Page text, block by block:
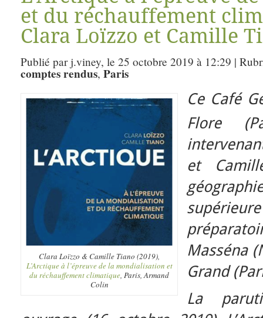
et du réchauffement
Clara Loïzzo et Camille
Publié par j.viney, le 25 octobre 2019 à 12:29 |
comptes rendus, Paris
Clara Loïzzo & Camille Tiano (2019),
L’Arctique à l’épreuve de la mondialisation et
du réchauffement climatique, Paris, Armand
Colin
Ce Café
Flore
et
Masséna
Grand
La